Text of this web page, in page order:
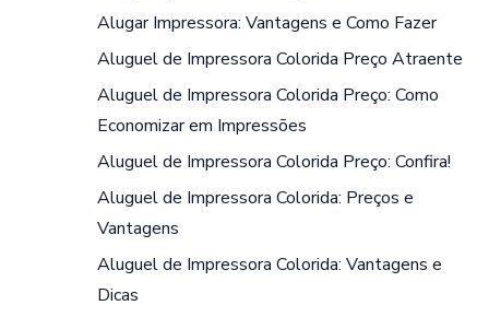
Alugar Impressora: Vantagens e Como Fazer
Aluguel de Impressora Colorida Preço Atraente
Aluguel de Impressora Colorida Preço: Como
Economizar em Impressões
Aluguel de Impressora Colorida Preço: Confira!
Aluguel de Impressora Colorida: Preços e
Vantagens
Aluguel de Impressora Colorida: Vantagens e
Dicas